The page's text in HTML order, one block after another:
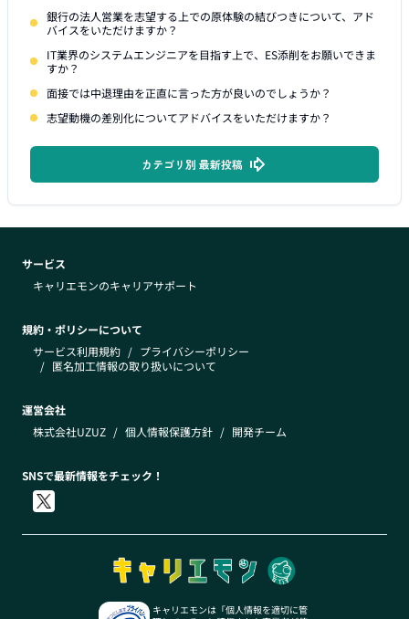
銀行の法人営業を志望する上での原体験の結びつきについて、アド
バイスをいただけますか？
IT業界のシステムエンジニアを目指す上で、ES添削をお願いできま
すか？
面接では中退理由を正直に言った方が良いのでしょうか？
志望動機の差別化についてアドバイスをいただけますか？
カテゴリ別 最新投稿
サービス
キャリエモンのキャリアサポート
規約・ポリシーについて
サービス利用規約 / プライバシーポリシー
/ 匿名加工情報の取り扱いについて
運営会社
株式会社UZUZ / 個人情報保護方針 / 開発チーム
SNSで最新情報をチェック！
キャリエモンは「個人情報を適切に管